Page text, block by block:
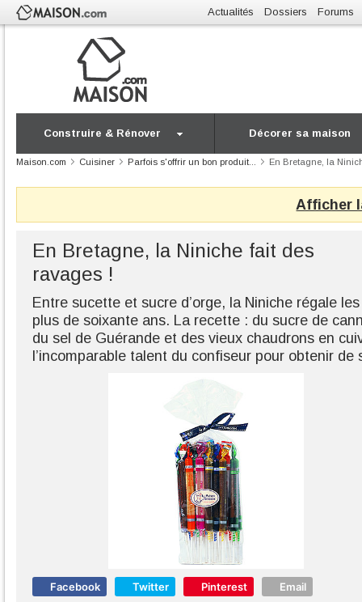
Actualités Dossiers Forums
Construire & Rénover Décorer sa maison
Maison.com Cuisiner Parfois s'offrir un bon produit... En Bretagne, la
Afficher
En Bretagne, la Niniche fait des
ravages !
Entre sucette et sucre d’orge, la Niniche régale
plus de soixante ans. La recette : du sucre de
du sel de Guérande et des vieux chaudrons en
l’incomparable talent du confiseur pour obtenir de
Facebook Twitter Pinterest Email